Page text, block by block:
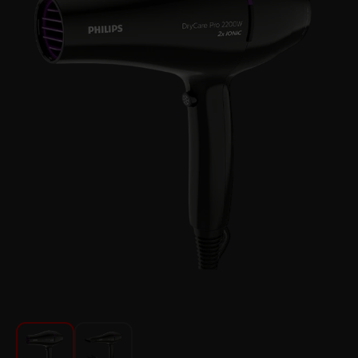
Խոհանոցի համար
Գեղեցկություն և խնամք
Տեքստիլ